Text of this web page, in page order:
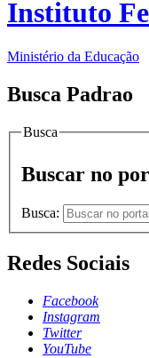
Instituto
Ministério da Educação
Busca Padrao
Busca
Buscar no
Busca:
Redes Sociais
Facebook
Instagram
Twitter
YouTube